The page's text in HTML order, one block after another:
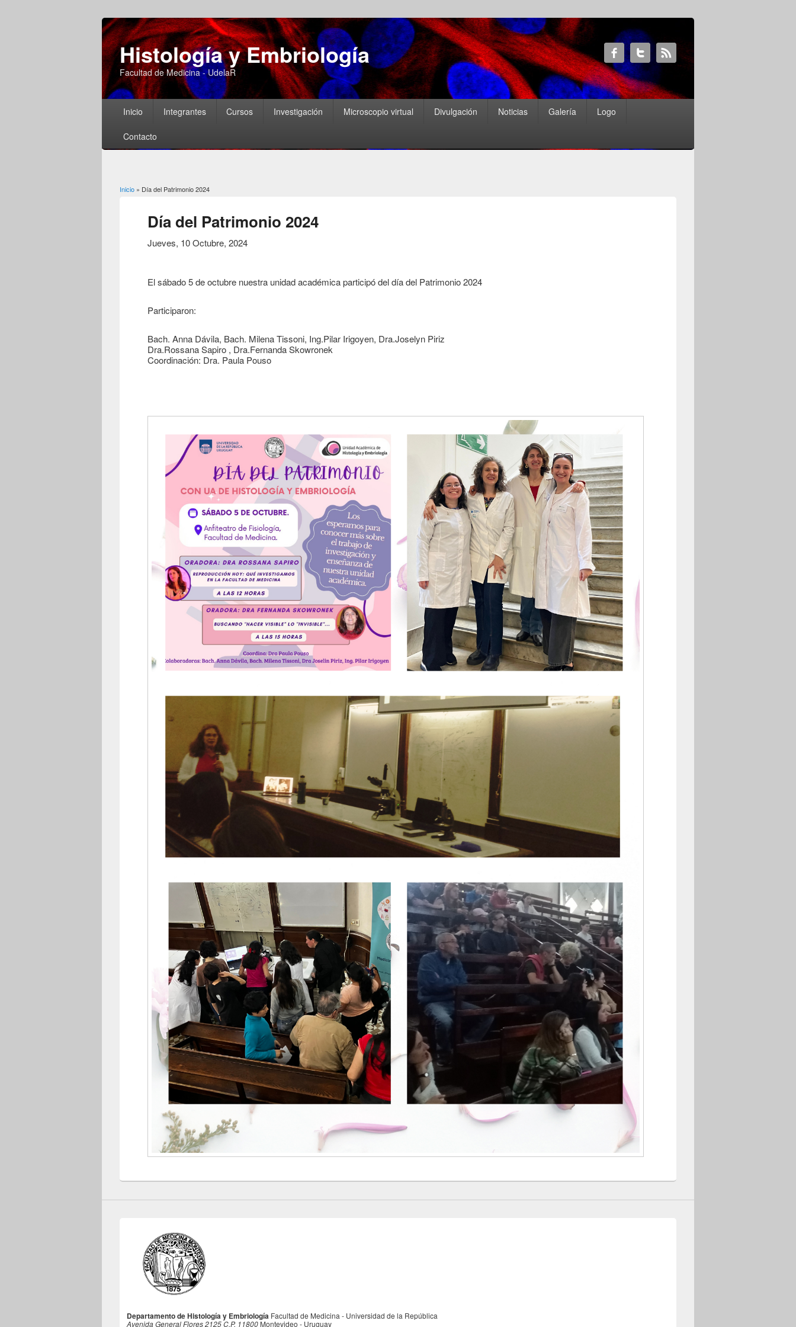
Histología y Embriología
Facultad de Medicina - UdelaR
Inicio Integrantes Cursos Investigación Microscopio virtual Divulgación Noticias Galería Logo
Contacto
Usted está aquí
Inicio » Día del Patrimonio 2024
Día del Patrimonio 2024
Jueves, 10 Octubre, 2024
El sábado 5 de octubre nuestra unidad académica participó del día del Patrimonio 2024
Participaron:
Bach. Anna Dávila, Bach. Milena Tissoni, Ing.Pilar Irigoyen, Dra.Joselyn Piriz
Dra.Rossana Sapiro , Dra.Fernanda Skowronek
Coordinación: Dra. Paula Pouso
Departamento de Histología y Embriología Facultad de Medicina - Universidad de la República
Avenida General Flores 2125 C.P. 11800 Montevideo - Uruguay